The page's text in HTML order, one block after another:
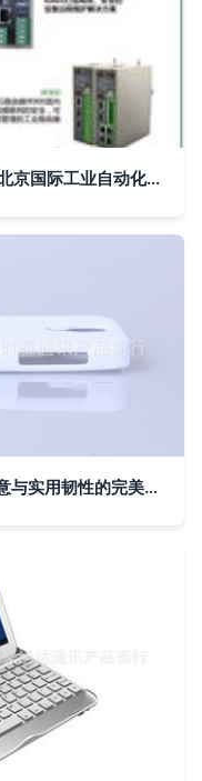
映翰通与您相约2016第十二届中国北京国际工业自动化展览会 通信产品引领智能制造新潮流
保时雅热转印耐高温手机壳 定制创意与实用韧性的完美结合